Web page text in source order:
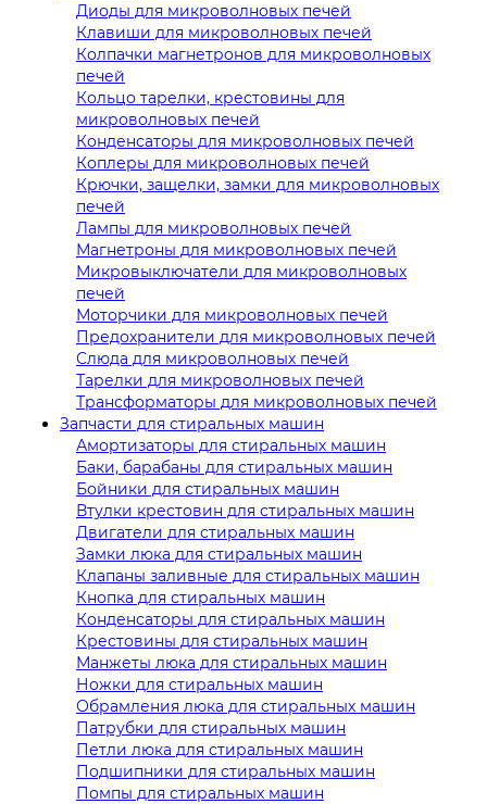
Диоды для микроволновых печей
Клавиши для микроволновых печей
Колпачки магнетронов для микроволновых
печей
Кольцо тарелки, крестовины для
микроволновых печей
Конденсаторы для микроволновых печей
Коплеры для микроволновых печей
Крючки, защелки, замки для микроволновых
печей
Лампы для микроволновых печей
Магнетроны для микроволновых печей
Микровыключатели для микроволновых
печей
Моторчики для микроволновых печей
Предохранители для микроволновых печей
Слюда для микроволновых печей
Тарелки для микроволновых печей
Трансформаторы для микроволновых печей
Запчасти для стиральных машин
Амортизаторы для стиральных машин
Баки, барабаны для стиральных машин
Бойники для стиральных машин
Втулки крестовин для стиральных машин
Двигатели для стиральных машин
Замки люка для стиральных машин
Клапаны заливные для стиральных машин
Кнопка для стиральных машин
Конденсаторы для стиральных машин
Крестовины для стиральных машин
Манжеты люка для стиральных машин
Ножки для стиральных машин
Обрамления люка для стиральных машин
Патрубки для стиральных машин
Петли люка для стиральных машин
Подшипники для стиральных машин
Помпы для стиральных машин